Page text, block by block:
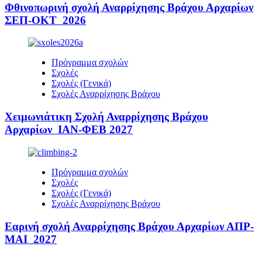
Φθινοπωρινή σχολή Αναρρίχησης Βράχου Αρχαρίων
ΣΕΠ-ΟΚΤ 2026
Πρόγραμμα σχολών
Σχολές
Σχολές (Γενικά)
Σχολές Αναρρίχησης Βράχου
Χειμωνιάτικη Σχολή Αναρρίχησης Βράχου
Αρχαρίων ΙΑΝ-ΦΕΒ 2027
Πρόγραμμα σχολών
Σχολές
Σχολές (Γενικά)
Σχολές Αναρρίχησης Βράχου
Εαρινή σχολή Αναρρίχησης Βράχου Αρχαρίων ΑΠΡ-
ΜΑΙ 2027